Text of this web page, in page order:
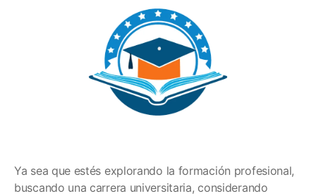
Ya sea que estés explorando la formación profesional,
buscando una carrera universitaria, considerando